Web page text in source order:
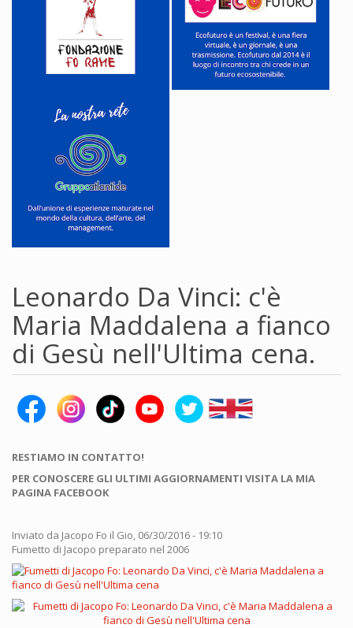
Leonardo Da Vinci: c'è
Maria Maddalena a fianco
di Gesù nell'Ultima cena.
RESTIAMO IN CONTATTO!
PER CONOSCERE GLI ULTIMI AGGIORNAMENTI VISITA LA MIA
PAGINA FACEBOOK
Inviato da Jacopo Fo il Gio, 06/30/2016 - 19:10
Fumetto di Jacopo preparato nel 2006